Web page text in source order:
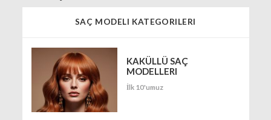
SAÇ MODELI KATEGORILERI
KAKÜLLÜ SAÇ
MODELLERI
İlk 10'umuz